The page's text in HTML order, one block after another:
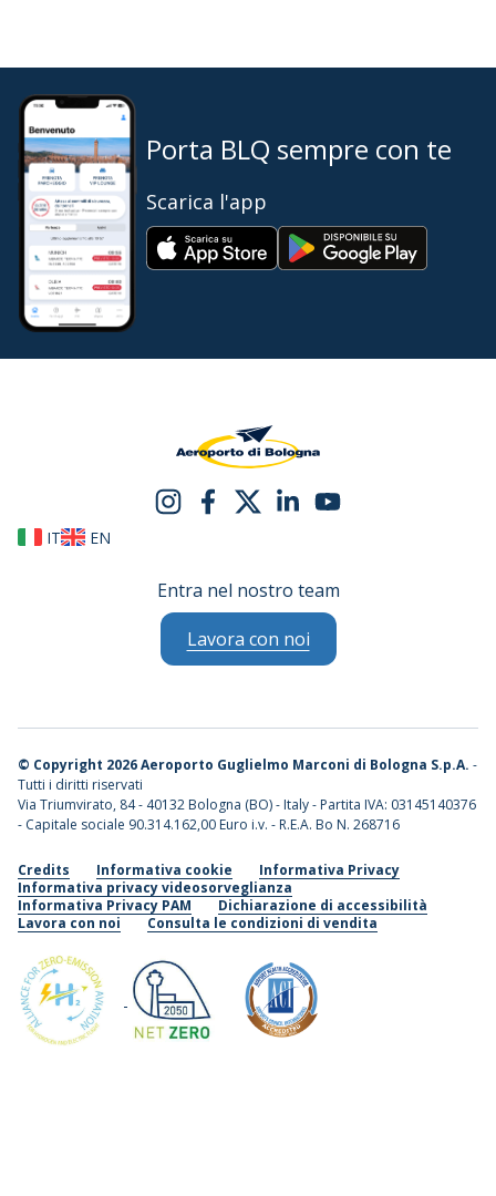
Porta BLQ sempre con te
Scarica l'app
IT EN
Entra nel nostro team
Lavora con noi
© Copyright 2026 Aeroporto Guglielmo Marconi di Bologna S.p.A. -
Tutti i diritti riservati
Via Triumvirato, 84 - 40132 Bologna (BO) - Italy - Partita IVA: 03145140376
- Capitale sociale 90.314.162,00 Euro i.v. - R.E.A. Bo N. 268716
Credits Informativa cookie
Informativa Privacy
Informativa privacy videosorveglianza
Informativa Privacy PAM
Dichiarazione di accessibilità
Lavora con noi
Consulta le condizioni di vendita